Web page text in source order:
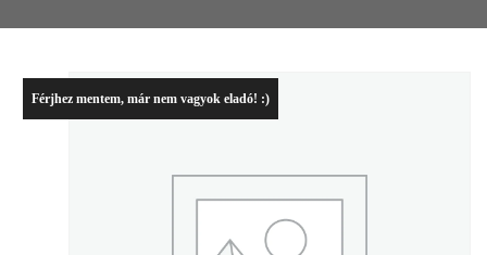
Férjhez mentem, már nem vagyok eladó! :)